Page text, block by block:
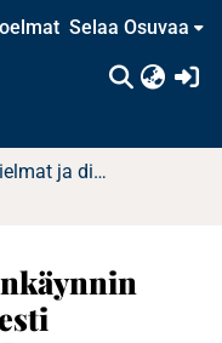
Selaa Osuvaa
Pro gradu -tutkielmat ja diplomityöt